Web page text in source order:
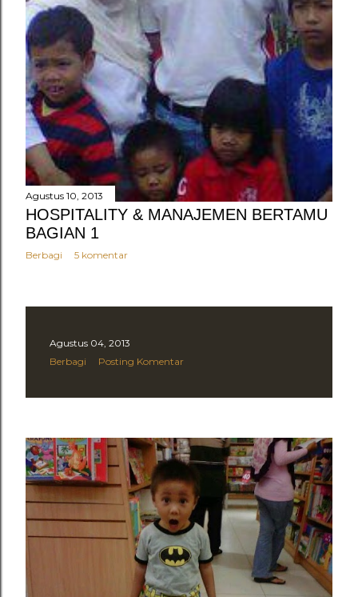
Agustus 10, 2013
HOSPITALITY & MANAJEMEN BERTAMU
BAGIAN 1
Berbagi 5 komentar
Agustus 04, 2013
Berbagi
Posting Komentar